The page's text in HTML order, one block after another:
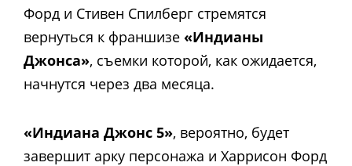
Форд и Стивен Спилберг стремятся
вернуться к франшизе «Индианы
Джонса», съемки которой, как ожидается,
начнутся через два месяца.
«Индиана Джонс 5», вероятно, будет
завершит арку персонажа и Харрисон Форд